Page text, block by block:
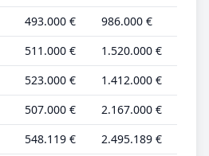
493.000 € 986.000 €
511.000 € 1.520.000 €
523.000 € 1.412.000 €
507.000 € 2.167.000 €
548.119 € 2.495.189 €